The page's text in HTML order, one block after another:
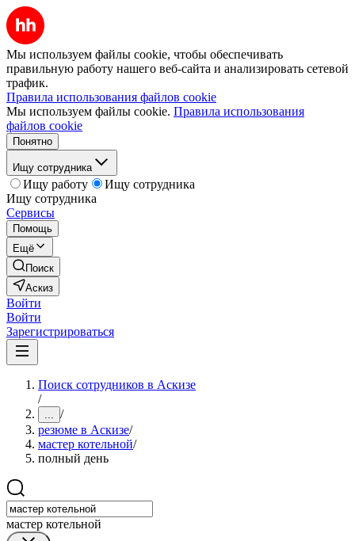
Мы используем файлы cookie, чтобы обеспечивать
правильную работу нашего веб-сайта и анализировать сетевой
трафик.
Правила использования файлов cookie
Мы используем файлы cookie. Правила использования
файлов cookie
Понятно
Ищу сотрудника
Ищу работу
Ищу сотрудника
Ищу сотрудника
Сервисы
Помощь
Ещё
Поиск
Аскиз
Войти
Войти
Зарегистрироваться
Поиск сотрудников в Аскизе
/
... /
резюме в Аскизе/
мастер котельной/
полный день
мастер котельной